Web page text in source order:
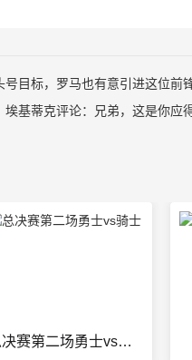
号目标，罗马也有意引进这位前
基蒂克评论：兄弟，这是你应
总决赛第二场勇士vs骑士